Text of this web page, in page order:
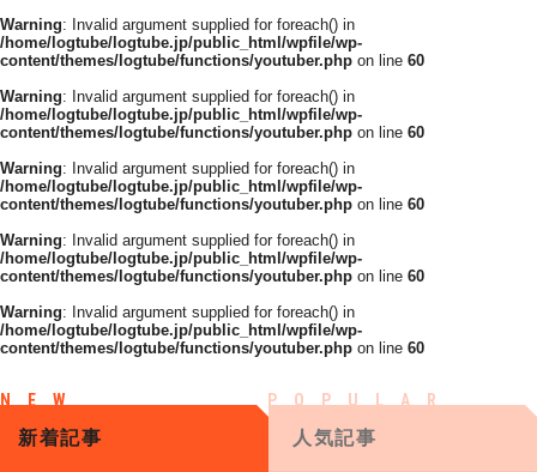
Warning: Invalid argument supplied for foreach() in
/home/logtube/logtube.jp/public_html/wpfile/wp-
content/themes/logtube/functions/youtuber.php on line 60
Warning: Invalid argument supplied for foreach() in
/home/logtube/logtube.jp/public_html/wpfile/wp-
content/themes/logtube/functions/youtuber.php on line 60
Warning: Invalid argument supplied for foreach() in
/home/logtube/logtube.jp/public_html/wpfile/wp-
content/themes/logtube/functions/youtuber.php on line 60
Warning: Invalid argument supplied for foreach() in
/home/logtube/logtube.jp/public_html/wpfile/wp-
content/themes/logtube/functions/youtuber.php on line 60
Warning: Invalid argument supplied for foreach() in
/home/logtube/logtube.jp/public_html/wpfile/wp-
content/themes/logtube/functions/youtuber.php on line 60
新着記事 人気記事